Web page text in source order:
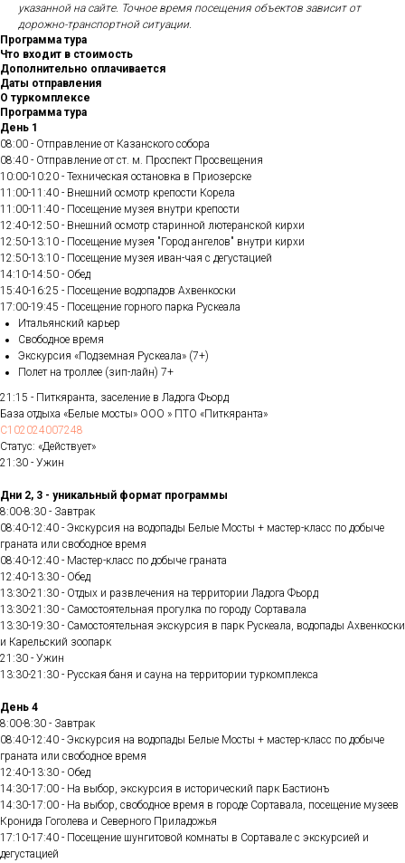
указанной на сайте. Точное время посещения объектов зависит от
дорожно-транспортной ситуации.
Программа тура
Что входит в стоимость
Дополнительно оплачивается
Даты отправления
О туркомплексе
Программа тура
День 1
08:00 - Отправление от Казанского собора
08:40 - Отправление от ст. м. Проспект Просвещения
10:00-10:20 - Техническая остановка в Приозерске
11:00-11:40 - Внешний осмотр крепости Корела
11:00-11:40 - Посещение музея внутри крепости
12:40-12:50 - Внешний осмотр старинной лютеранской кирхи
12:50-13:10 - Посещение музея "Город ангелов" внутри кирхи
12:50-13:10 - Посещение музея иван-чая с дегустацией
14:10-14:50 - Обед
15:40-16:25 - Посещение водопадов Ахвенкоски
17:00-19:45 - Посещение горного парка Рускеала
Итальянский карьер
Свободное время
Экскурсия «Подземная Рускеала» (7+)
Полет на троллее (зип-лайн) 7+
21:15 - Питкяранта, заселение в Ладога Фьорд
База отдыха «Белые мосты» ООО » ПТО «Питкяранта»
С102024007248
Статус: «Действует»
21:30 - Ужин
Дни 2, 3 - уникальный формат программы
8:00-8:30 - Завтрак
08:40-12:40 - Экскурсия на водопады Белые Мосты + мастер-класс по добыче
граната или свободное время
08:40-12:40 - Мастер-класс по добыче граната
12:40-13:30 - Обед
13:30-21:30 - Отдых и развлечения на территории Ладога Фьорд
13:30-21:30 - Самостоятельная прогулка по городу Сортавала
13:30-19:30 - Самостоятельная экскурсия в парк Рускеала, водопады Ахвенкоски
и Карельский зоопарк
21:30 - Ужин
13:30-21:30 - Русская баня и сауна на территории туркомплекса
День 4
8:00-8:30 - Завтрак
08:40-12:40 - Экскурсия на водопады Белые Мосты + мастер-класс по добыче
граната или свободное время
12:40-13:30 - Обед
14:30-17:00 - На выбор, экскурсия в исторический парк Бастионъ
14:30-17:00 - На выбор, свободное время в городе Сортавала, посещение музеев
Кронида Гоголева и Северного Приладожья
17:10-17:40 - Посещение шунгитовой комнаты в Сортавале с экскурсией и
дегустацией